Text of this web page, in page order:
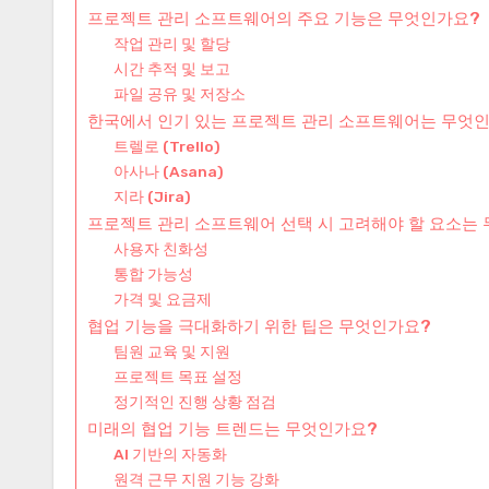
프로젝트 관리 소프트웨어의 주요 기능은 무엇인가요?
작업 관리 및 할당
시간 추적 및 보고
파일 공유 및 저장소
한국에서 인기 있는 프로젝트 관리 소프트웨어는 무엇
트렐로 (Trello)
아사나 (Asana)
지라 (Jira)
프로젝트 관리 소프트웨어 선택 시 고려해야 할 요소는
사용자 친화성
통합 가능성
가격 및 요금제
협업 기능을 극대화하기 위한 팁은 무엇인가요?
팀원 교육 및 지원
프로젝트 목표 설정
정기적인 진행 상황 점검
미래의 협업 기능 트렌드는 무엇인가요?
AI 기반의 자동화
원격 근무 지원 기능 강화